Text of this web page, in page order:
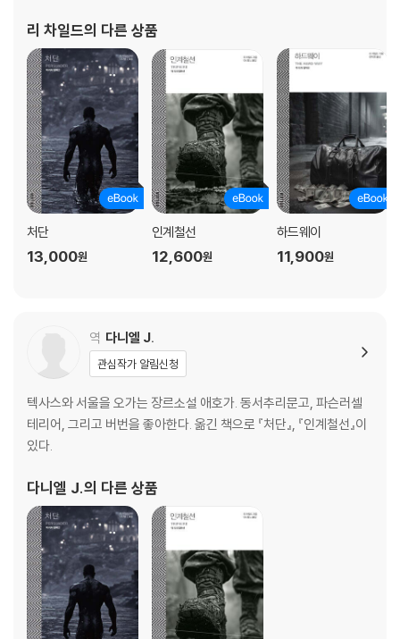
는 출간 즉시 대성공을 거두었고, 재즈 뮤
리 차일드의 다른 상품
처단
13,000원
인계철선
12,600원
하드웨이
11,900원
역 다니엘 J.
관심작가 알림신청
텍사스와 서울을 오가는 장르소설 애호가. 동서추리문고, 파슨러셀
테리어, 그리고 버번을 좋아한다. 옮긴 책으로 『처단』, 『인계철선』이
있다.
다니엘 J.의 다른 상품